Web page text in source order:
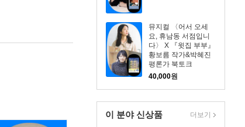
뮤지컬 〈어서 오세
요, 휴남동 서점입니
다〉 X 『윗집 부부』
황보름 작가&박혜진
평론가 북토크
40,000원
이 분야 신상품 더보기